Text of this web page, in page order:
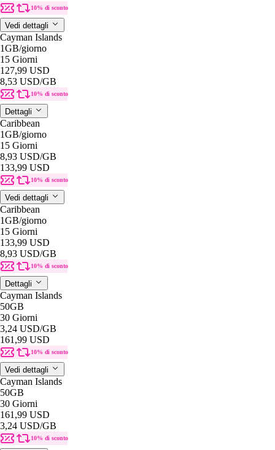
10% di sconto
Vedi dettagli
Cayman Islands
1GB/giorno
15 Giorni
127,99 USD
8,53 USD/GB
10% di sconto
Dettagli
Caribbean
1GB/giorno
15 Giorni
8,93 USD/GB
133,99 USD
10% di sconto
Vedi dettagli
Caribbean
1GB/giorno
15 Giorni
133,99 USD
8,93 USD/GB
10% di sconto
Dettagli
Cayman Islands
50GB
30 Giorni
3,24 USD/GB
161,99 USD
10% di sconto
Vedi dettagli
Cayman Islands
50GB
30 Giorni
161,99 USD
3,24 USD/GB
10% di sconto